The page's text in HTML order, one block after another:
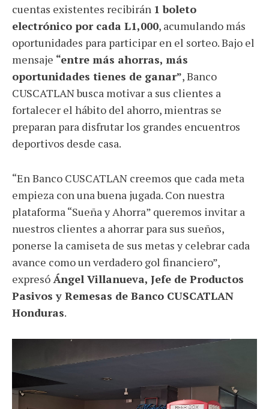
cuentas existentes recibirán 1 boleto
electrónico por cada L1,000, acumulando más
oportunidades para participar en el sorteo. Bajo el
mensaje “entre más ahorras, más
oportunidades tienes de ganar”, Banco
CUSCATLAN busca motivar a sus clientes a
fortalecer el hábito del ahorro, mientras se
preparan para disfrutar los grandes encuentros
deportivos desde casa.
“En Banco CUSCATLAN creemos que cada meta
empieza con una buena jugada. Con nuestra
plataforma “Sueña y Ahorra” queremos invitar a
nuestros clientes a ahorrar para sus sueños,
ponerse la camiseta de sus metas y celebrar cada
avance como un verdadero gol financiero”,
expresóÁngel Villanueva, Jefe de Productos
Pasivos y Remesas de Banco CUSCATLAN
Honduras.